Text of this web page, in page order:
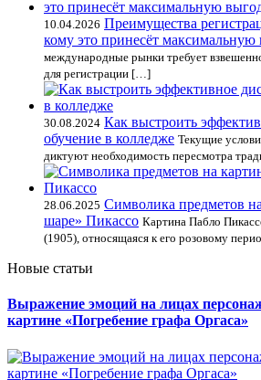
10.04.2026 Преимущества
кому это принесёт максимальную
международные рынки требует
для регистрации […]
30.08.2024 Как выстроить
обучение в колледже Текущие
диктуют необходимость пересмотра
28.06.2025 Символика предметов
шаре» Пикассо Картина Пабло
(1905), относящаяся к его розовому
Новые статьи
Выражение эмоций на лицах
картине «Погребение графа Оргаса»